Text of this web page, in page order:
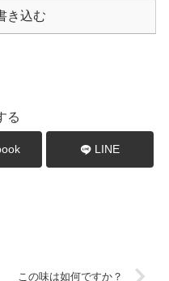
き込む
る
LINE
この味は如何ですか？